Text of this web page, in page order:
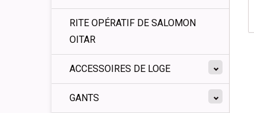
RITE OPÉRATIF DE SALOMON
OITAR
ACCESSOIRES DE LOGE
GANTS